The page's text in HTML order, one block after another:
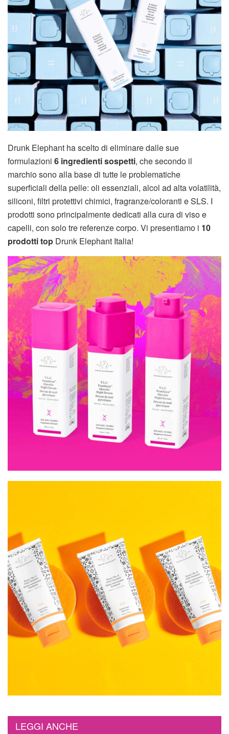
Drunk Elephant ha scelto di eliminare dalle sue
formulazioni 6 ingredienti sospetti, che secondo il
marchio sono alla base di tutte le problematiche
superficiali della pelle: oli essenziali, alcol ad alta volatilità,
siliconi, filtri protettivi chimici, fragranze/coloranti e SLS. I
prodotti sono principalmente dedicati alla cura di viso e
capelli, con solo tre referenze corpo. Vi presentiamo i 10
prodotti top Drunk Elephant Italia!
LEGGI ANCHE